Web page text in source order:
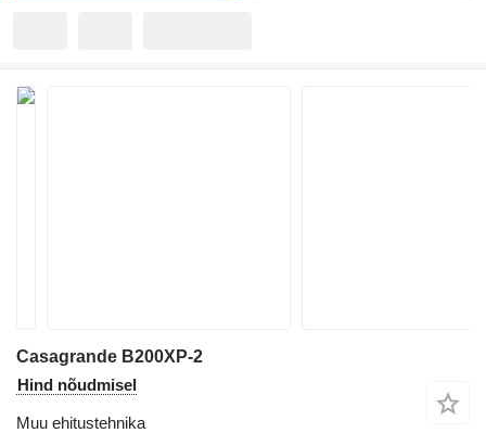
Casagrande B200XP-2
Hind nõudmisel
Muu ehitustehnika